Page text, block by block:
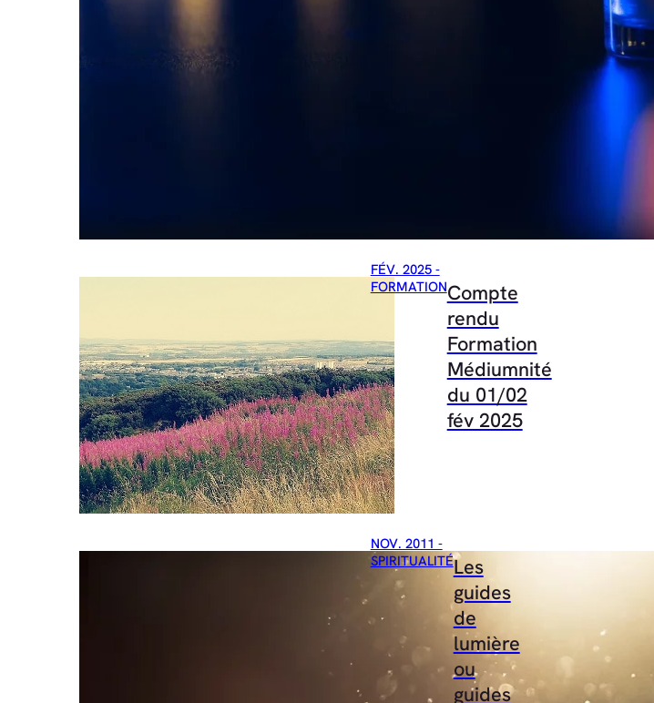
FÉV. 2025 -
FORMATIONCompte
rendu
Formation
Médiumnité
du 01/02
fév 2025
NOV. 2011 -
SPIRITUALITÉLes
guides
de
lumière
ou
guides